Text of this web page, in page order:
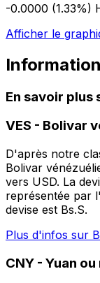
-0.0000 (1.33%)
Afficher le
En savoir plus
VES - Bolivar
D'après notre
Bolivar
vers USD. La
représentée par
devise est Bs.S.
Plus d'infos sur
CNY - Yuan